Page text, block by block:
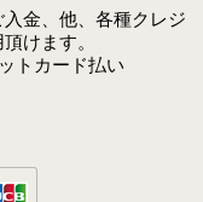
金、他、各種クレジ
けます。